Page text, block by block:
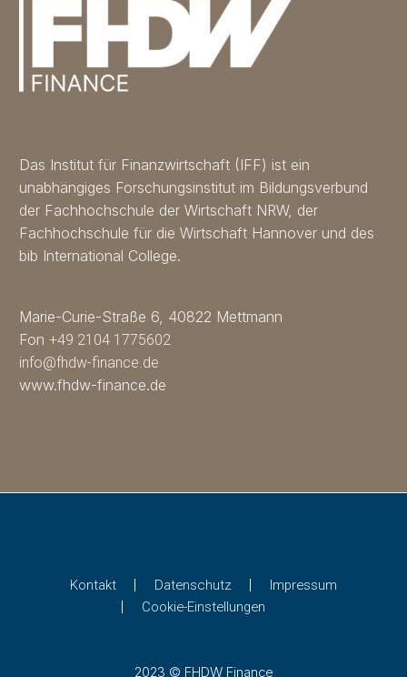
Das Institut für Finanzwirtschaft (IFF) ist ein
unabhängiges Forschungsinstitut im Bildungsverbund
der Fachhochschule der Wirtschaft NRW, der
Fachhochschule für die Wirtschaft Hannover und des
bib International College.
Marie-Curie-Straße 6, 40822 Mettmann
Fon +49 2104 1775602
info@fhdw-finance.de
www.fhdw-finance.de
Kontakt Datenschutz
Impressum
Cookie-Einstellungen
2023 © FHDW Finance